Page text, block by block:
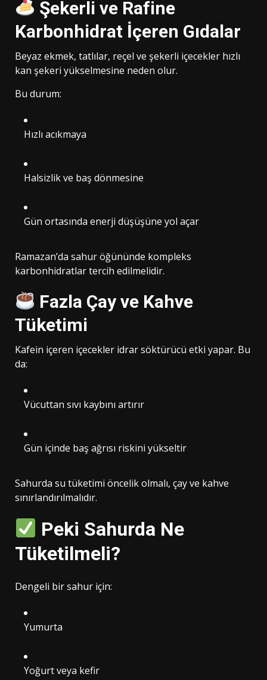
Şekerli ve Rafine
Karbonhidrat İçeren Gıdalar
Beyaz ekmek, tatlılar, reçel ve şekerli içecekler hızlı
kan şekeri yükselmesine neden olur.
Bu durum:
Hızlı acıkmaya
Halsizlik ve baş dönmesine
Gün ortasında enerji düşüşüne yol açar
Ramazan’da sahur öğününde kompleks
karbonhidratlar tercih edilmelidir.
Fazla Çay ve Kahve
Tüketimi
Kafein içeren içecekler idrar söktürücü etki yapar. Bu
da:
Vücuttan sıvı kaybını artırır
Gün içinde baş ağrısı riskini yükseltir
Sahurda su tüketimi öncelik olmalı, çay ve kahve
sınırlandırılmalıdır.
Peki Sahurda Ne
Tüketilmeli?
Dengeli bir sahur için:
Yumurta
Yoğurt veya kefir